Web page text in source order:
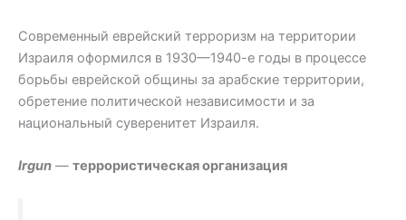
Современный еврейский терроризм на территории
Израиля оформился в 1930—1940-е годы в процессе
борьбы еврейской общины за арабские территории,
обретение политической независимости и за
национальный суверенитет Израиля.
Irgun — террористическая организация